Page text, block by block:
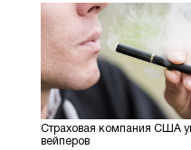
Страховая компания США
вейперов